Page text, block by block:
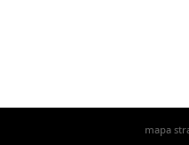
mapa